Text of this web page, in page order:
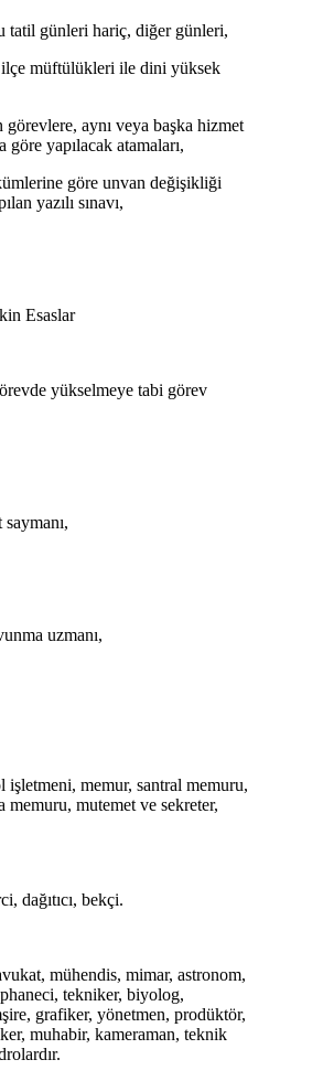
tatil günleri hariç, diğer günleri,
ilçe müftülükleri ile dini yüksek
aynı veya başka hizmet
göre yapılacak atamaları,
göre unvan değişikliği
yazılı sınavı,
Esaslar
yükselmeye tabi görev
uzmanı,
memur, santral memuru,
memuru, mutemet ve sekreter,
dağıtıcı, bekçi.
mühendis, mimar, astronom,
tekniker, biyolog,
grafiker, yönetmen, prodüktör,
muhabir, kameraman, teknik